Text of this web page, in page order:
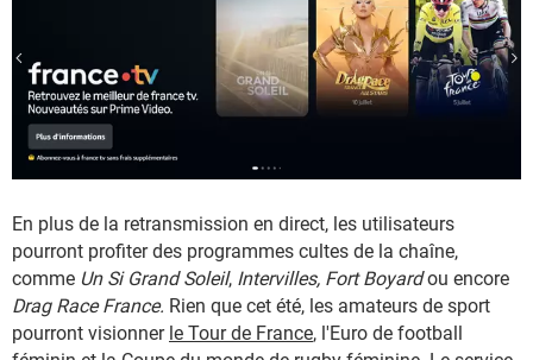
En plus de la retransmission en direct, les utilisateurs
pourront profiter des programmes cultes de la chaîne,
comme Un Si Grand Soleil, Intervilles, Fort Boyardou encore
Drag Race France. Rien que cet été, les amateurs de sport
pourront visionner le Tour de France, l'Euro de football